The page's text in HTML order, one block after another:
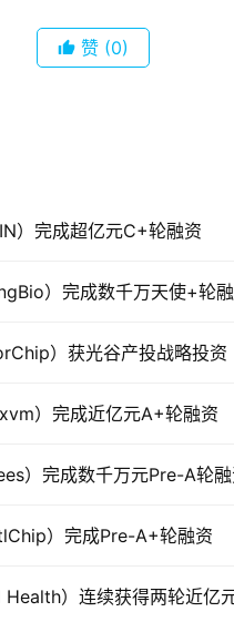
投稿 赞 (0)
）完成超亿元C+轮融资
）完成数千万天使+轮
）获光谷产投战略投资
）完成近亿元A+轮融资
）完成数千万元Pre-A轮
）完成Pre-A+轮融资
Health）连续获得两轮近亿